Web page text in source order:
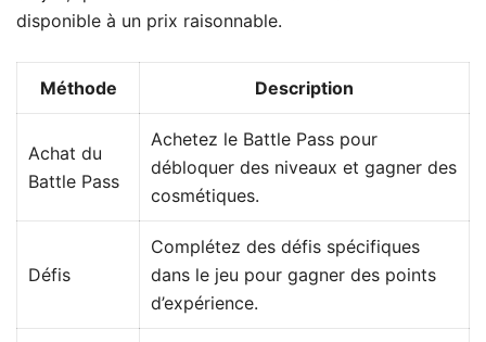
disponible à un prix raisonnable.
Méthode Description
Achat du
Battle Pass
Achetez le Battle Pass pour
débloquer des niveaux et gagner des
cosmétiques.
Défis
Complétez des défis spécifiques
dans le jeu pour gagner des points
d’expérience.